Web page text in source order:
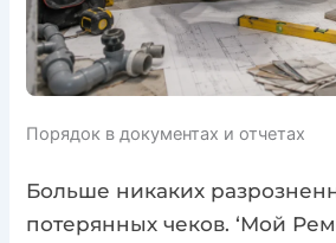
Порядок в документах и отчетах
Больше никаких
потерянных чеков. ‘Мой